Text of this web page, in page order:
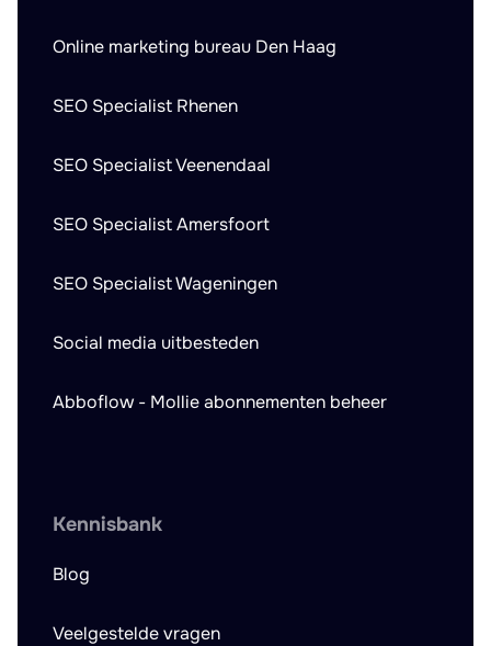
Online marketing bureau Den Haag
SEO Specialist Rhenen
SEO Specialist Veenendaal
SEO Specialist Amersfoort
SEO Specialist Wageningen
Social media uitbesteden
Abboflow - Mollie abonnementen beheer
Kennisbank
Blog
Veelgestelde vragen